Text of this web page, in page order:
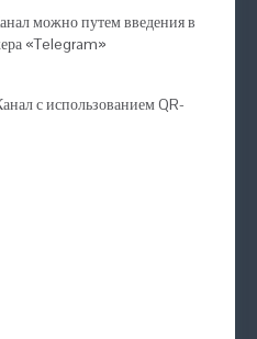
можно путем введения в
«Telegram»
с использованием QR-